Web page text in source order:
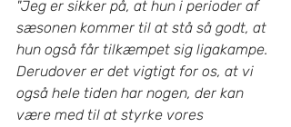
"Jeg er sikker på, at hun i perioder af
sæsonen kommer til at stå så godt, at
hun også får tilkæmpet sig ligakampe.
Derudover er det vigtigt for os, at vi
også hele tiden har nogen, der kan
være med til at styrke vores